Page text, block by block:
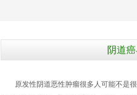
阴道
原发性阴道恶性肿瘤很多人可能不是很